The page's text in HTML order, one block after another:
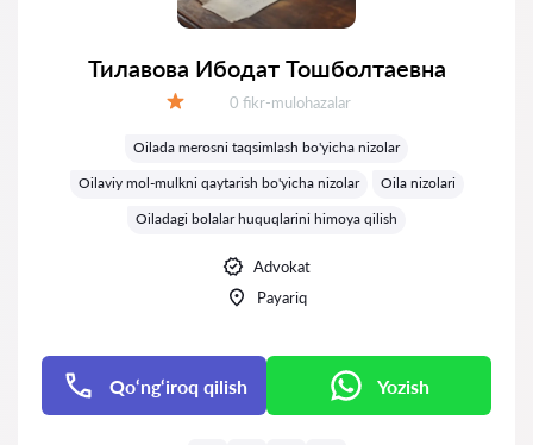
Тилавова Ибодат Тошболтаевна
Fikrlar:
0 fikr-mulohazalar
Oilada merosni taqsimlash bo'yicha nizolar
Oilaviy mol-mulkni qaytarish bo'yicha nizolar
Oila nizolari
Oiladagi bolalar huquqlarini himoya qilish
Advokat
Payariq
Qo‘ng‘iroq qilish Yozish